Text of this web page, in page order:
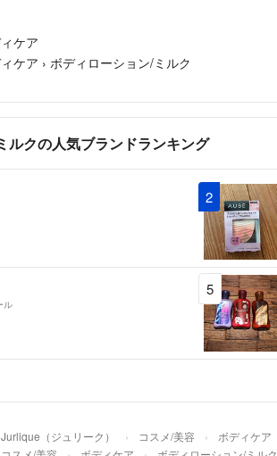
ケア
ケア › ボディローション/ミルク
ルクの人気ブランドランキング
2
ル
5
Jurlique（ジュリーク） コスメ/美容 ボディケア